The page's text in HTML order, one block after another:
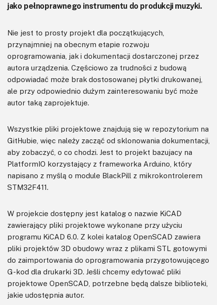
jako pełnoprawnego instrumentu do produkcji muzyki.
Nie jest to prosty projekt dla początkujących,
przynajmniej na obecnym etapie rozwoju
oprogramowania, jak i dokumentacji dostarczonej przez
autora urządzenia. Częściowo za trudności z budową
odpowiadać może brak dostosowanej płytki drukowanej,
ale przy odpowiednio dużym zainteresowaniu być może
autor taką zaprojektuje.
Wszystkie pliki projektowe znajdują się w repozytorium na
GitHubie, więc należy zacząć od sklonowania dokumentacji,
aby zobaczyć, o co chodzi. Jest to projekt bazujacy na
PlatformIO korzystający z frameworka Arduino, który
napisano z myślą o module BlackPill z mikrokontrolerem
STM32F411.
W projekcie dostępny jest katalog o nazwie KiCAD
zawierający pliki projektowe wykonane przy użyciu
programu KiCAD 6.0. Z kolei katalog OpenSCAD zawiera
pliki projektów 3D obudowy wraz z plikami STL gotowymi
do zaimportowania do oprogramowania przygotowującego
G-kod dla drukarki 3D. Jeśli chcemy edytować pliki
projektowe OpenSCAD, potrzebne będą dalsze biblioteki,
jakie udostępnia autor.